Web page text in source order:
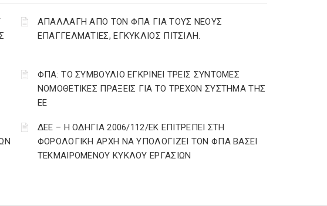
ΑΠΑΛΛΑΓΗ ΑΠΟ ΤΟΝ ΦΠΑ ΓΙΑ ΤΟΥΣ ΝΕΟΥΣ
ΕΠΑΓΓΕΛΜΑΤΙΕΣ, ΕΓΚΥΚΛΙΟΣ ΠΙΤΣΙΛΗ.
ΦΠΑ: ΤΟ ΣΥΜΒΟΥΛΙΟ ΕΓΚΡΙΝΕΙ ΤΡΕΙΣ ΣΥΝΤΟΜΕΣ
ΝΟΜΟΘΕΤΙΚΕΣ ΠΡΑΞΕΙΣ ΓΙΑ ΤΟ ΤΡΕΧΟΝ ΣΥΣΤΗΜΑ ΤΗΣ
ΕΕ
ΔΕΕ – Η ΟΔΗΓΙΑ 2006/112/ΕΚ ΕΠΙΤΡΕΠΕΙ ΣΤΗ
ΦΟΡΟΛΟΓΙΚΗ ΑΡΧΗ ΝΑ ΥΠΟΛΟΓΙΖΕΙ ΤΟΝ ΦΠΑ ΒΑΣΕΙ
ΤΕΚΜΑΙΡΟΜΕΝΟΥ ΚΥΚΛΟΥ ΕΡΓΑΣΙΩΝ